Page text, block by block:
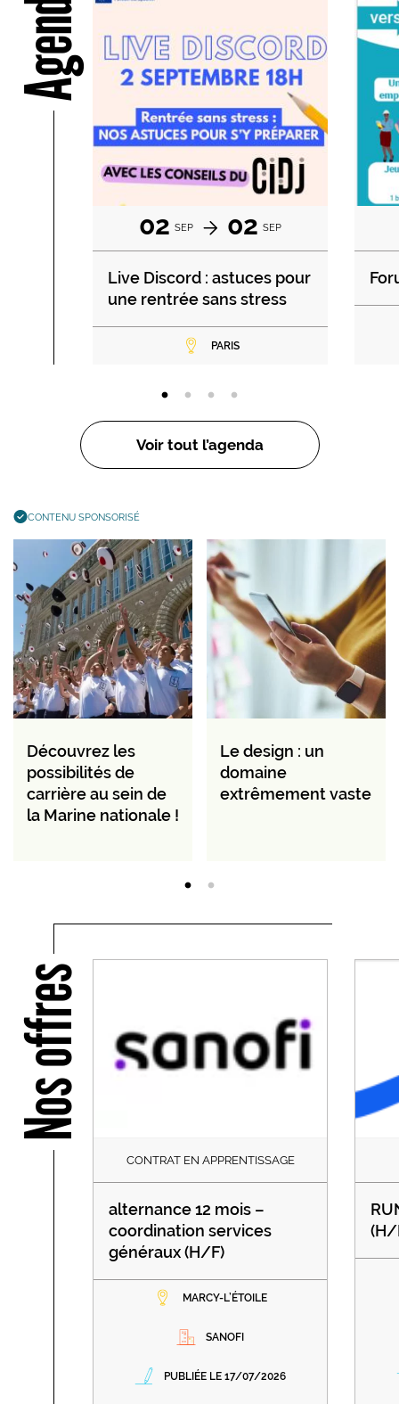
Agenda
02 SEP 02 SEP
Live Discord : astuces pour
une rentrée sans stress
PARIS
Voir tout l’agenda
CONTENU SPONSORISÉ
Découvrez les
possibilités de
carrière au sein de
la Marine nationale !
Le design : un
domaine
extrêmement vaste
Nos offres
CONTRAT EN APPRENTISSAGE
alternance 12 mois –
coordination services
généraux (H/F)
MARCY-L’ÉTOILE
SANOFI
PUBLIÉE LE 17/07/2026
(H/